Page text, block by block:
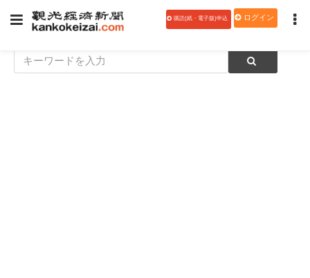
購読(紙・電子版)申込 ログイン